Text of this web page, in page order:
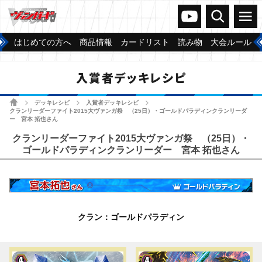
ヴァンガードch
検索 メニュー
はじめての方へ 商品情報 カードリスト 読み物 大会ルール
入賞者デッキレシピ
ホームデッキレシピ 入賞者デッキレシピ
クランリーダーファイト2015大ヴァンガ祭 （25日）・ゴールドパラディンクランリーダ
ー 宮本 拓也さん
クランリーダーファイト2015大ヴァンガ祭 （25日）・
ゴールドパラディンクランリーダー 宮本 拓也さん
クラン：ゴールドパラディン